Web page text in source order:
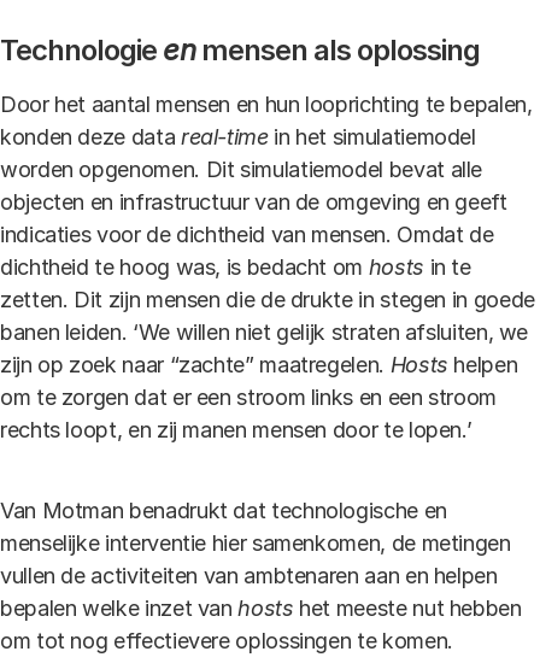
Technologie enmensen als oplossing
Door het aantal mensen en hun looprichting te bepalen,
konden deze data real-timein het simulatiemodel
worden opgenomen. Dit simulatiemodel bevat alle
objecten en infrastructuur van de omgeving en geeft
indicaties voor de dichtheid van mensen. Omdat de
dichtheid te hoog was, is bedacht om hosts in te
zetten. Dit zijn mensen die de drukte in stegen in goede
banen leiden. ‘We willen niet gelijk straten afsluiten, we
zijn op zoek naar “zachte” maatregelen. Hosts helpen
om te zorgen dat er een stroom links en een stroom
rechts loopt, en zij manen mensen door te lopen.’
Van Motman benadrukt dat technologische en
menselijke interventie hier samenkomen, de metingen
vullen de activiteiten van ambtenaren aan en helpen
bepalen welke inzet vanhosts het meeste nut hebben
om tot nog effectievere oplossingen te komen.